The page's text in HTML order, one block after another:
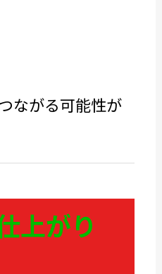
ながる可能性が
上がり